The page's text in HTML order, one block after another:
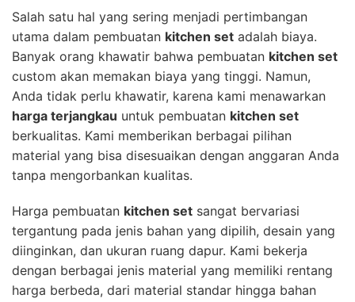
Salah satu hal yang sering menjadi pertimbangan
utama dalam pembuatan kitchen set adalah biaya.
Banyak orang khawatir bahwa pembuatan kitchen set
custom akan memakan biaya yang tinggi. Namun,
Anda tidak perlu khawatir, karena kami menawarkan
harga terjangkau untuk pembuatan kitchen set
berkualitas. Kami memberikan berbagai pilihan
material yang bisa disesuaikan dengan anggaran Anda
tanpa mengorbankan kualitas.
Harga pembuatan kitchen set sangat bervariasi
tergantung pada jenis bahan yang dipilih, desain yang
diinginkan, dan ukuran ruang dapur. Kami bekerja
dengan berbagai jenis material yang memiliki rentang
harga berbeda, dari material standar hingga bahan